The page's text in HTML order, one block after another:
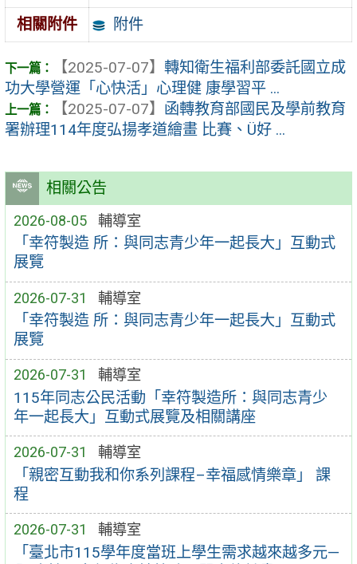
相關公告
2026-08-05 輔導室
「幸符製造 所：與同志青少年一起長大」互動式
展覽
2026-07-31 輔導室
「幸符製造 所：與同志青少年一起長大」互動式
展覽
2026-07-31 輔導室
115年同志公民活動「幸符製造所：與同志青少
年一起長大」互動式展覽及相關講座
2026-07-31 輔導室
「親密互動我和你系列課程–幸福感情樂章」 課
程
2026-07-31 輔導室
「臺北市115學年度當班上學生需求越來越多元—
相關附件
附件
【2025-07-07】 轉知衛生福利部委託國立成
功大學營運「心快活」心理健 康學習平 ...
【2025-07-07】 函轉教育部國民及學前教育
署辦理114年度弘揚孝道繪畫 比賽、Ü好 ...